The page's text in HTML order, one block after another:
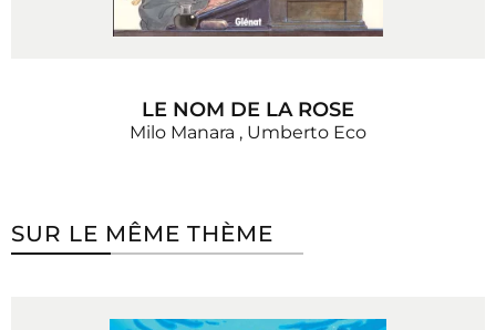
LE NOM DE LA ROSE
Milo Manara , Umberto Eco
SUR LE MÊME THÈME